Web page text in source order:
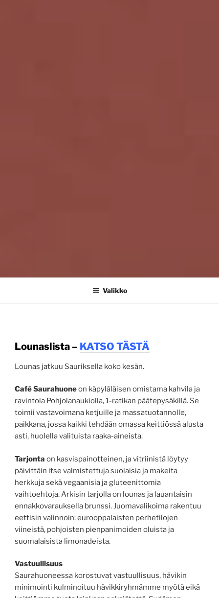
SAURAHUONE
Valikko
Lounaslista – KATSO TÄSTÄ
Lounas jatkuu Sauriksella koko kesän.
Café Saurahuoneon käpyläläisen omistama kahvila ja
ravintola Pohjolanaukiolla, 1-ratikan päätepysäkillä. Se
toimii vastavoimana ketjuille ja massatuotannolle,
paikkana, jossa kaikki tehdään omassa keittiössä alusta
asti, huolella valituista raaka-aineista.
Tarjonta on kasvispainotteinen, ja vitriinistä löytyy
päivittäin itse valmistettuja suolaisia ja makeita
herkkuja sekä vegaanisia ja gluteenittomia
vaihtoehtoja. Arkisin tarjolla on lounas ja lauantaisin
ennakkovarauksella brunssi. Juomavalikoima rakentuu
eettisin valinnoin: eurooppalaisten perhetilojen
viineistä, pohjoisten pienpanimoiden oluista ja
suomalaisista limonadeista.
Vastuullisuus
Saurahuoneessa korostuvat vastuullisuus, hävikin
minimointi kulminoituu hävikkiryhmämme myötä eikä